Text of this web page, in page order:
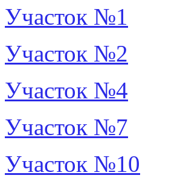
Участок №1
Участок №2
Участок №4
Участок №7
Участок №10